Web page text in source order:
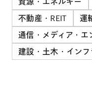
不動産・REIT
運
通信・メディア・エ
建設・土木・インフ